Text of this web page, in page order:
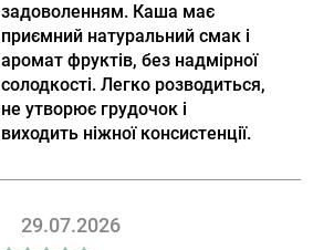
задоволенням. Каша має
приємний натуральний смак і
аромат фруктів, без надмірної
солодкості. Легко розводиться,
не утворює грудочок і
виходить ніжної консистенції.
29.07.2026